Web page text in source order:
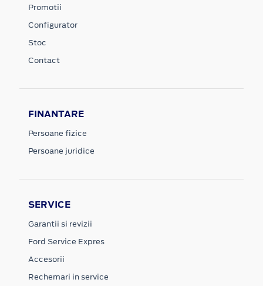
Promotii
Configurator
Stoc
Contact
FINANTARE
Persoane fizice
Persoane juridice
SERVICE
Garantii si revizii
Ford Service Expres
Accesorii
Rechemari in service